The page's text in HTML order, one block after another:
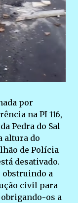
por
na PI 116,
Pedra do Sal
altura do
de Polícia
desativado.
obstruindo a
civil para
os a